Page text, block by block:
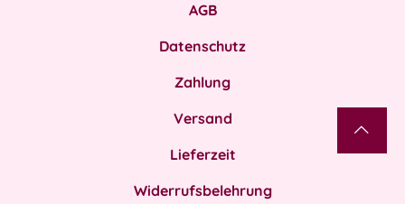
AGB
Datenschutz
Zahlung
Versand
Lieferzeit
Widerrufsbelehrung